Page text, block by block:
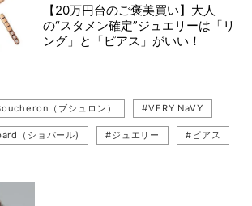
【20万円台のご褒美買い】大人
の“スタメン確定”ジュエリーは「リ
ング」と「ピアス」がいい！
（ブシュロン） #VERY NaVY
（ショパール) #ジュエリー #ピアス